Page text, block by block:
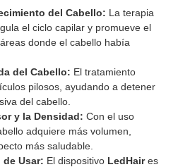
del Cabello: La terapia
el ciclo capilar y promueve el
donde el cabello había
del Cabello: El tratamiento
pilosos, ayudando a detener
del cabello.
y la Densidad: Con el uso
adquiere más volumen,
más saludable.
de Usar: El dispositivo LedHaires